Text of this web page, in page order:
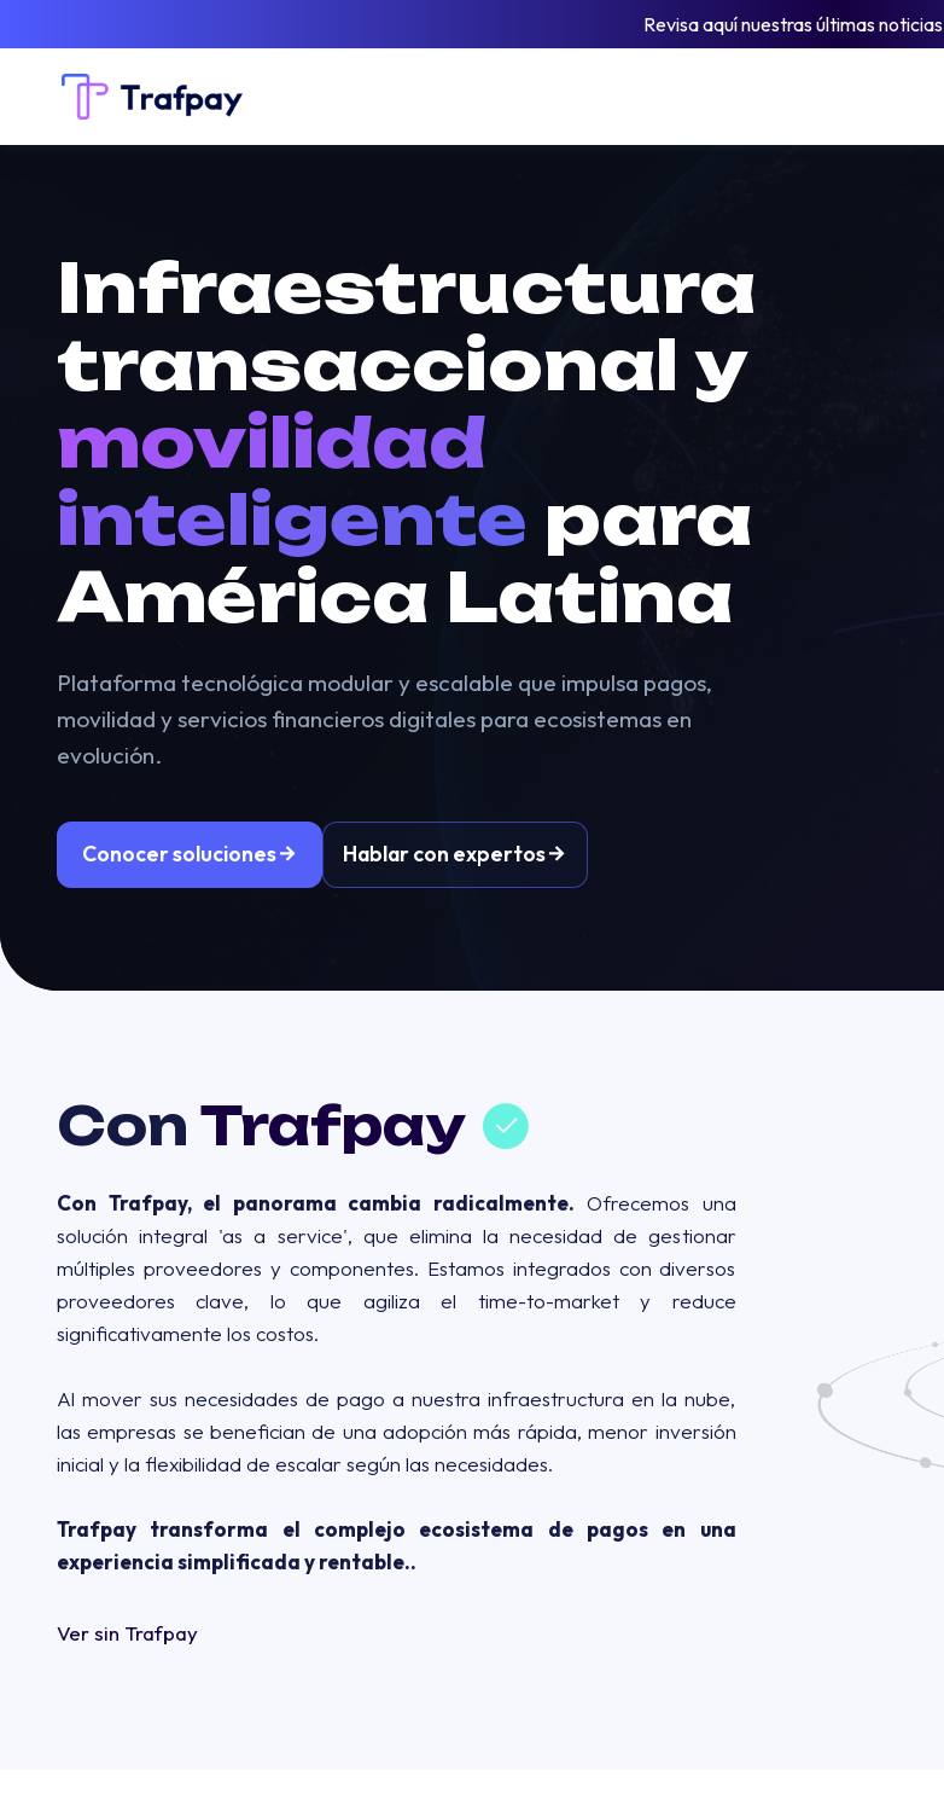
Revisa aquí nuestras últimas noticias
Infraestructura
transaccional y
movilidad
inteligente para
América Latina
Plataforma tecnológica modular y escalable que impulsa pagos,
movilidad y servicios financieros digitales para ecosistemas en
evolución.
Conocer soluciones Hablar con expertos
Con Trafpay
Con Trafpay, el panorama cambia radicalmente. Ofrecemos una
solución integral 'as a service', que elimina la necesidad de gestionar
múltiples proveedores y componentes. Estamos integrados con diversos
proveedores clave, lo que agiliza el time-to-market y reduce
significativamente los costos.
Al mover sus necesidades de pago a nuestra infraestructura en la nube,
las empresas se benefician de una adopción más rápida, menor inversión
inicial y la flexibilidad de escalar según las necesidades.
Trafpay transforma el complejo ecosistema de pagos en una
experiencia simplificada y rentable..
Ver sin Trafpay